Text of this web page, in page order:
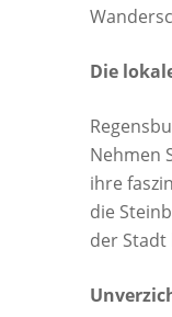
Die
Nehmen
ihre
die
der Stadt